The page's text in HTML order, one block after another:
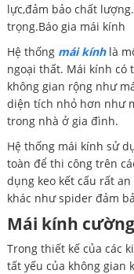
lực,đảm bảo chất
trọng.Báo gia mái kính
Hệ thống mái kínhlà
ngoại thất. Mái kính có
không gian rộng như
diện tích nhỏ hơn như
trong nhà ở gia đình.
Hệ thống mái kính sử
toàn để thi công trên
dụng keo kết cấu rất
khác như spider đảm
Mái kính
Trong thiết kế của các
tất yếu của không gian